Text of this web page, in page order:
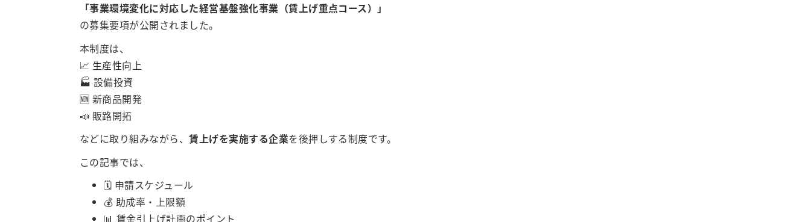
「事業環境変化に対応した経営基盤強化事業（賃上げ重点コース）」
の募集要項が公開されました。
本制度は、
📈 生産性向上
🏭 設備投資
🆕 新商品開発
📣 販路開拓
などに取り組みながら、賃上げを実施する企業を後押しする制度です。
この記事では、
🗓 申請スケジュール
💰 助成率・上限額
📊 賃金引上げ計画のポイント